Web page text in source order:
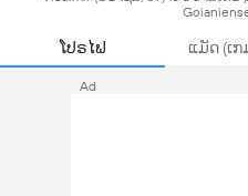
ໂປຣໄຟ ແມັດ (ເ
Ad